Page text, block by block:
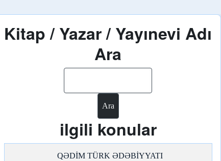
Kitap / Yazar / Yayınevi Adı
Ara
ilgili konular
QƏDİM TÜRK ƏDƏBİYYATI